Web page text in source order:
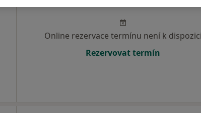
Online rezervace termínu není k dispozici
Rezervovat termín